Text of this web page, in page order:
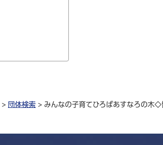
> 団体検索 > みんなの子育てひろばあすなろの木◇